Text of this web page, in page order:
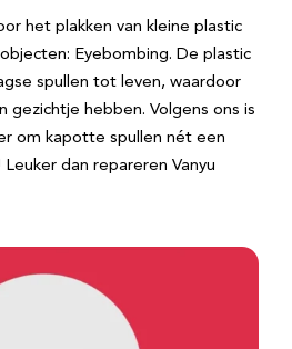
het plakken van kleine plastic
Eyebombing. De plastic
spullen tot leven, waardoor
gezichtje hebben. Volgens ons is
om kapotte spullen nét een
dan repareren Vanyu